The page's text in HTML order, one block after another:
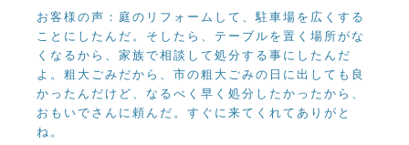
お客様の声：庭のリフォームして、駐車場を広くする
ことにしたんだ。そしたら、テーブルを置く場所がな
くなるから、家族で相談して処分する事にしたんだ
よ。粗大ごみだから、市の粗大ごみの日に出しても良
かったんだけど、なるべく早く処分したかったから、
おもいでさんに頼んだ。すぐに来てくれてありがと
ね。